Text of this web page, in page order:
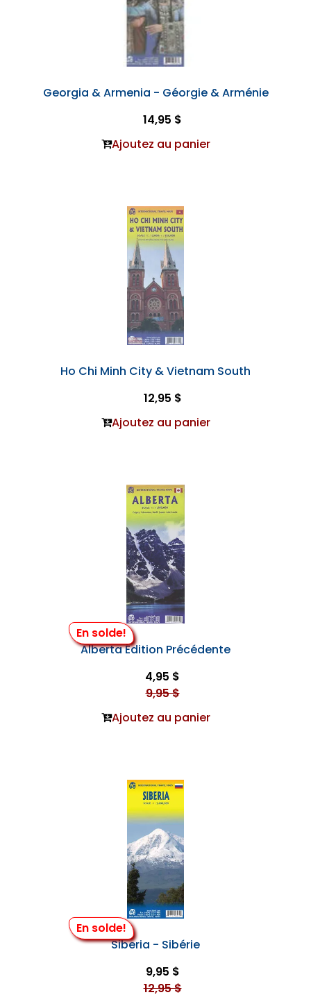
Georgia & Armenia - Géorgie & Arménie
14,95 $
Ajoutez au panier
Ho Chi Minh City & Vietnam South
12,95 $
Ajoutez au panier
En solde!
Alberta Édition Précédente
4,95 $
9,95 $
Ajoutez au panier
En solde!
Siberia - Sibérie
9,95 $
12,95 $